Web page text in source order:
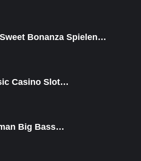
Bonanza Spielen…
Casino Slot…
Big Bass…